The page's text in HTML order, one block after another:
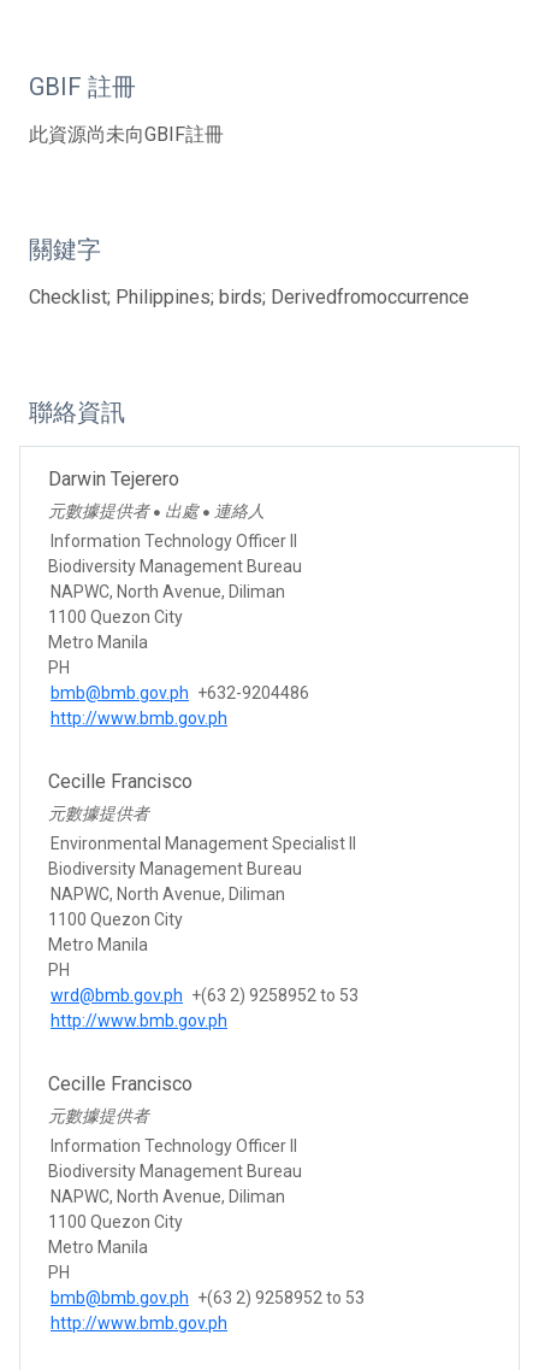
GBIF 註冊
此資源尚未向GBIF註冊
關鍵字
Checklist; Philippines; birds; Derivedfromoccurrence
聯絡資訊
Darwin Tejerero
元數據提供者 ● 出處 ● 連絡人
Information Technology Officer II
Biodiversity Management Bureau
NAPWC, North Avenue, Diliman
1100 Quezon City
Metro Manila
PH
bmb@bmb.gov.ph +632-9204486
http://www.bmb.gov.ph
Cecille Francisco
元數據提供者
Environmental Management Specialist II
Biodiversity Management Bureau
NAPWC, North Avenue, Diliman
1100 Quezon City
Metro Manila
PH
wrd@bmb.gov.ph +(63 2) 9258952 to 53
http://www.bmb.gov.ph
Cecille Francisco
元數據提供者
Information Technology Officer II
Biodiversity Management Bureau
NAPWC, North Avenue, Diliman
1100 Quezon City
Metro Manila
PH
bmb@bmb.gov.ph +(63 2) 9258952 to 53
http://www.bmb.gov.ph